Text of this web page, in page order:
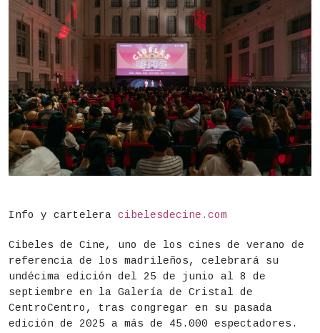
Lugar
CentroCentro - Galería de Cristal
Precio: entradas 7 € taquilla / 8 € online
ENTRADAS
Info y cartelera cibelesdecine.com
Cibeles de Cine, uno de los cines de verano de
referencia de los madrileños, celebrará su
undécima edición del 25 de junio al 8 de
septiembre en la Galería de Cristal de
CentroCentro, tras congregar en su pasada
edición de 2025 a más de 45.000 espectadores.